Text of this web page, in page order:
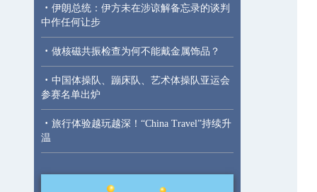
· 伊朗总统：伊方未在涉谅解备忘录的谈判
中作任何让步
· 做核磁共振检查为何不能戴金属饰品？
· 中国体操队、蹦床队、艺术体操队亚运会
参赛名单出炉
· 旅行体验越玩越深！“China Travel”持续升
温